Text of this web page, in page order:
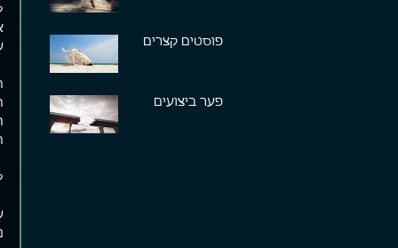
פוסטים קצרים
פער ביצועים